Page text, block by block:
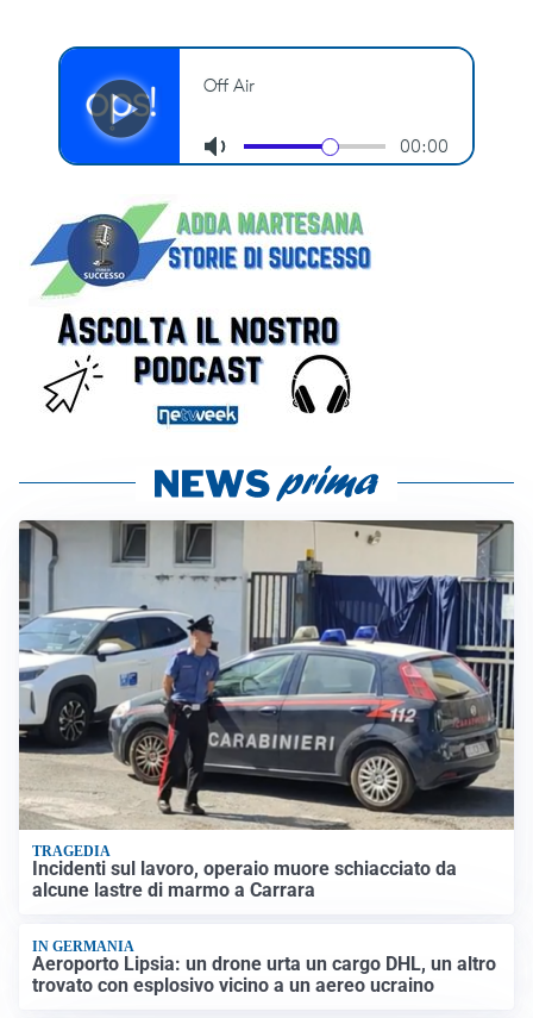
TRAGEDIA
Incidenti sul lavoro, operaio muore schiacciato da
alcune lastre di marmo a Carrara
IN GERMANIA
Aeroporto Lipsia: un drone urta un cargo DHL, un altro
trovato con esplosivo vicino a un aereo ucraino